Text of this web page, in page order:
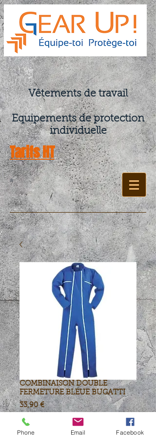
Vêtements de travail
Equipements de protection
individuelle
Tarifs HT
COMBINAISON DOUBLE
FERMETURE BLEUE BUGATTI
33,90 €Prix
Quantité
Phone Email Facebook